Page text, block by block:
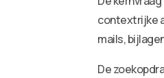
contextrijke
mails,
De